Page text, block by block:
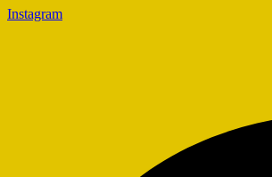
Instagram